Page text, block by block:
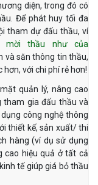
diện, trong đó có
Để phát huy tối đa
tham dự đấu thầu, ví
mời thầu như của
và săn thông tin thầu,
với chi phí rẻ hơn!
quản lý, nâng cao
tham gia đấu thầu và
công nghệ thông
thiết kế, sản xuất/ thi
hàng (ví dụ sử dụng
cao hiệu quả ở tất cả
tế giúp giá bỏ thầu